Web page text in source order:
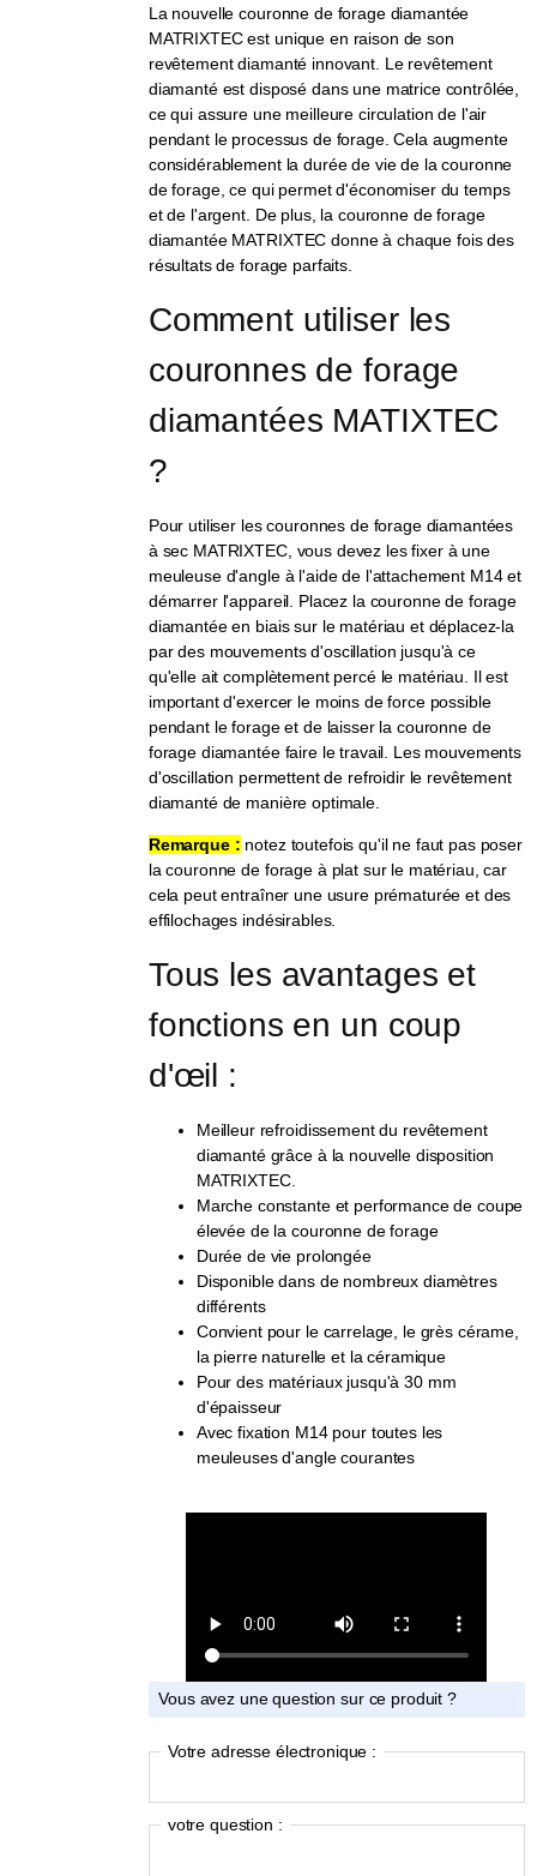
La nouvelle couronne de forage diamantée
MATRIXTEC est unique en raison de son
revêtement diamanté innovant. Le revêtement
diamanté est disposé dans une matrice contrôlée,
ce qui assure une meilleure circulation de l'air
pendant le processus de forage. Cela augmente
considérablement la durée de vie de la couronne
de forage, ce qui permet d'économiser du temps
et de l'argent. De plus, la couronne de forage
diamantée MATRIXTEC donne à chaque fois des
résultats de forage parfaits.
Comment utiliser les
couronnes de forage
diamantées MATIXTEC
?
Pour utiliser les couronnes de forage diamantées
à sec MATRIXTEC, vous devez les fixer à une
meuleuse d'angle à l'aide de l'attachement M14 et
démarrer l'appareil. Placez la couronne de forage
diamantée en biais sur le matériau et déplacez-la
par des mouvements d'oscillation jusqu'à ce
qu'elle ait complètement percé le matériau. Il est
important d'exercer le moins de force possible
pendant le forage et de laisser la couronne de
forage diamantée faire le travail. Les mouvements
d'oscillation permettent de refroidir le revêtement
diamanté de manière optimale.
Remarque : notez toutefois qu'il ne faut pas poser
la couronne de forage à plat sur le matériau, car
cela peut entraîner une usure prématurée et des
effilochages indésirables.
Tous les avantages et
fonctions en un coup
d'œil :
Meilleur refroidissement du revêtement
diamanté grâce à la nouvelle disposition
MATRIXTEC.
Marche constante et performance de coupe
élevée de la couronne de forage
Durée de vie prolongée
Disponible dans de nombreux diamètres
différents
Convient pour le carrelage, le grès cérame,
la pierre naturelle et la céramique
Pour des matériaux jusqu'à 30 mm
d'épaisseur
Avec fixation M14 pour toutes les
meuleuses d'angle courantes
Vous avez une question sur ce produit ?
Votre adresse électronique :
votre question :